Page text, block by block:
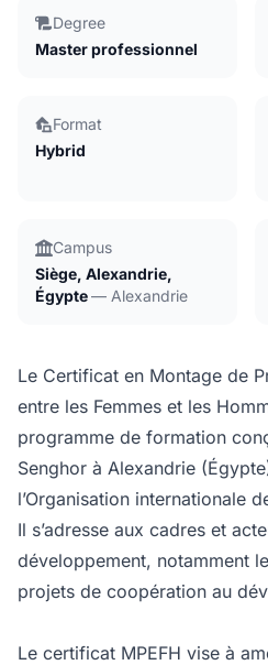
Degree
Master professionnel
Format
Hybrid
Campus
Siège, Alexandrie,
Égypte— Alexandrie
Le Certificat en Montage de
entre les Femmes et les
programme de formation
Senghor à Alexandrie
l’Organisation internationale
Il s’adresse aux cadres et
développement, notamment
projets de coopération au
Le certificat MPEFH vise à